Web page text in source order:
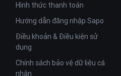
Hình thức thanh toán
Hướng dẫn đăng nhập Sapo
Điều khoản & Điều kiện sử
dụng
Chính sách bảo vệ dữ liệu cá
nhân